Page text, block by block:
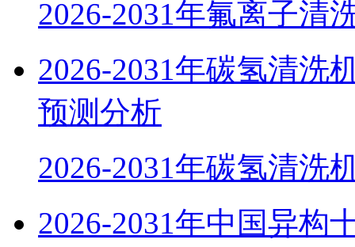
2026-2031年氟离子清
2026-2031年碳氢清洗
预测分析
2026-2031年碳氢清洗
2026-2031年中国异构